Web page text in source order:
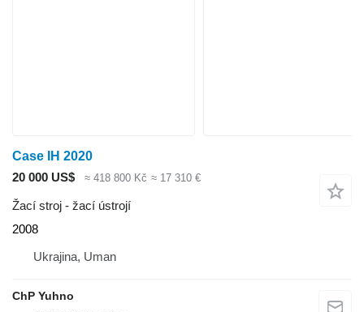
Case IH 2020
20 000 US$
≈ 418 800 Kč ≈ 17 310 €
Žací stroj - žací ústrojí
2008
Ukrajina, Uman
ChP Yuhno